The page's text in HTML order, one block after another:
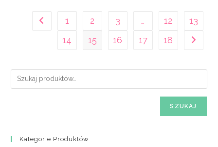
1 2 3 … 12
13
14
15 16 17 18
SZUKAJ
Kategorie Produktów